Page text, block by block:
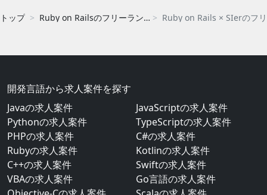
トップ Ruby on Railsのフリーランス案件・求人一覧
開発言語から求人案件を探す
Javaの求人案件
JavaScriptの求人案件
Pythonの求人案件
TypeScriptの求人案件
PHPの求人案件
C#の求人案件
Rubyの求人案件
Kotlinの求人案件
C++の求人案件
Swiftの求人案件
VBAの求人案件
Go言語の求人案件